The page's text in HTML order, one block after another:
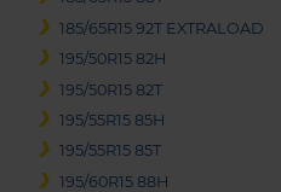
185/65R15 92T EXTRALOAD
195/50R15 82H
195/50R15 82T
195/55R15 85H
195/55R15 85T
195/60R15 88H